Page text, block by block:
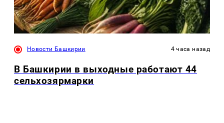
Новости Башкирии 4 часа назад
В Башкирии в выходные работают 44
сельхозярмарки